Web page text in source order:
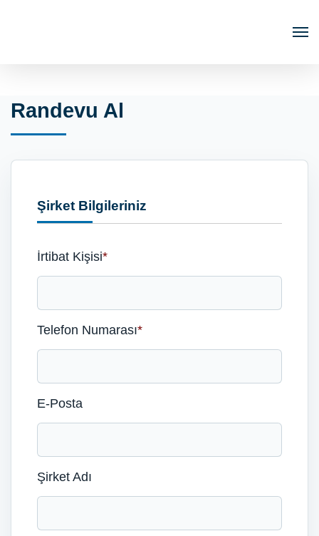
Randevu Al
Şirket Bilgileriniz
İrtibat Kişisi*
Telefon Numarası*
E-Posta
Şirket Adı